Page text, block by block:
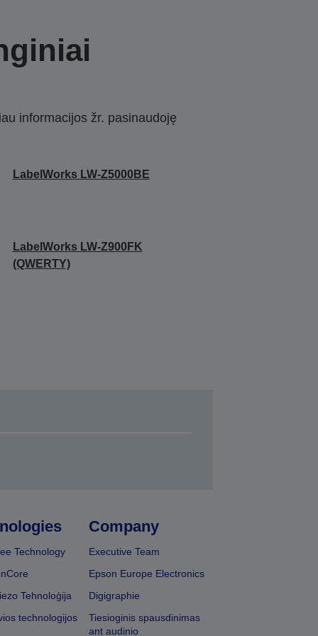
informacijos žr. pasinaudoję
LabelWorks LW-Z5000BE
LabelWorks LW-Z900FK
(QWERTY)
Technology
Tehnoloģija
technologijos
Company
Executive Team
Epson Europe Electronics
Digigraphie
Tiesioginis spausdinimas
ant audinio